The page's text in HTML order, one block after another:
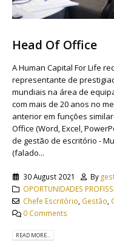
Head Of Office
A Human Capital For Life
representante de
mundiais na área de
com mais de 20 anos no
anterior em funções
Office (Word, Excel,
de gestão de escritório -
(falado...
30 August 2021 By
OPORTUNIDADES
Chefe Escritório Gestão
0 Comments
READ MORE...